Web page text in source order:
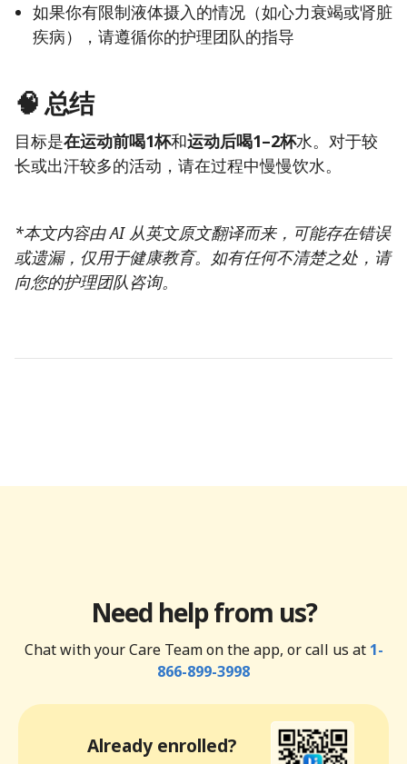
如果你有限制液体摄入的情况（如心力衰竭或肾脏
疾病），请遵循你的护理团队的指导
🧠 总结
目标是在运动前喝1杯和运动后喝1–2杯水。对于较
长或出汗较多的活动，请在过程中慢慢饮水。
*本文内容由 AI 从英文原文翻译而来，可能存在错误
或遗漏，仅用于健康教育。如有任何不清楚之处，请
向您的护理团队咨询。
Need help from us?
Chat with your Care Team on the app, or call us at 1-
866-899-3998
Already enrolled?